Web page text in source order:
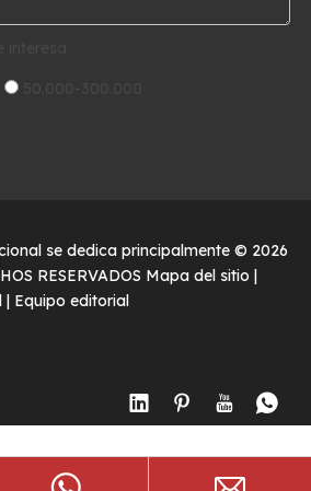
se dedica principalmente © 2026
RESERVADOS Mapa del sitio |
| Equipo editorial